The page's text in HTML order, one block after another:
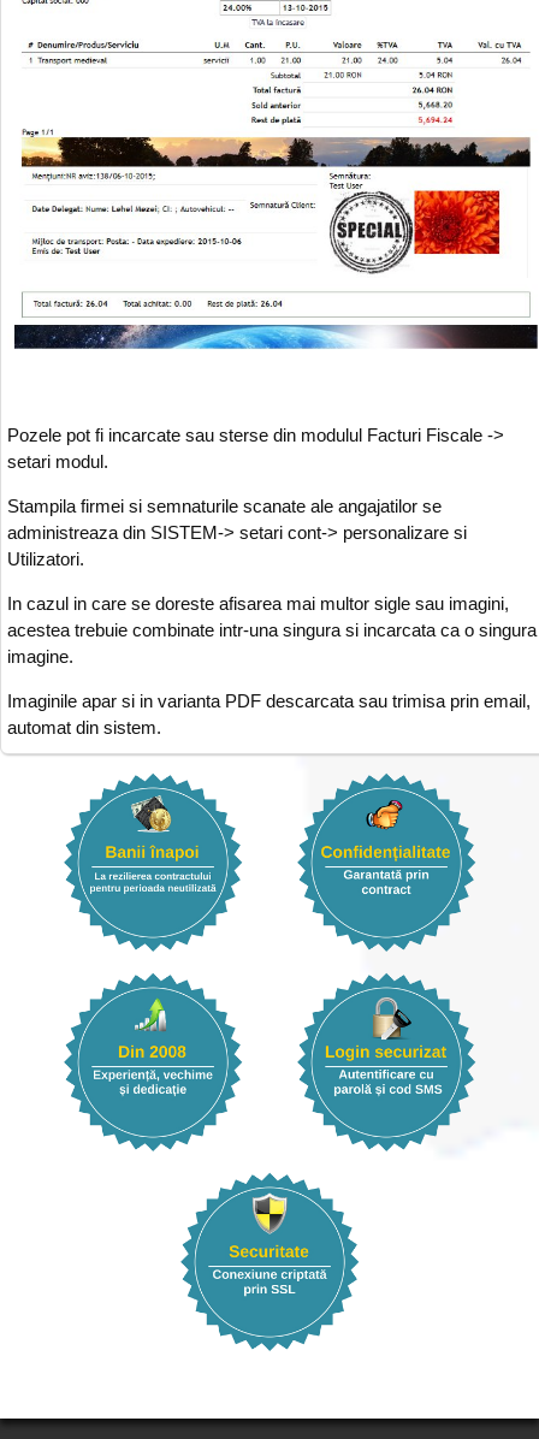
Pozele pot fi incarcate sau sterse din modulul Facturi Fiscale ->
setari modul.
Stampila firmei si semnaturile scanate ale angajatilor se
administreaza din SISTEM-> setari cont-> personalizare si
Utilizatori.
In cazul in care se doreste afisarea mai multor sigle sau imagini,
acestea trebuie combinate intr-una singura si incarcata ca o singura
imagine.
Imaginile apar si in varianta PDF descarcata sau trimisa prin email,
automat din sistem.